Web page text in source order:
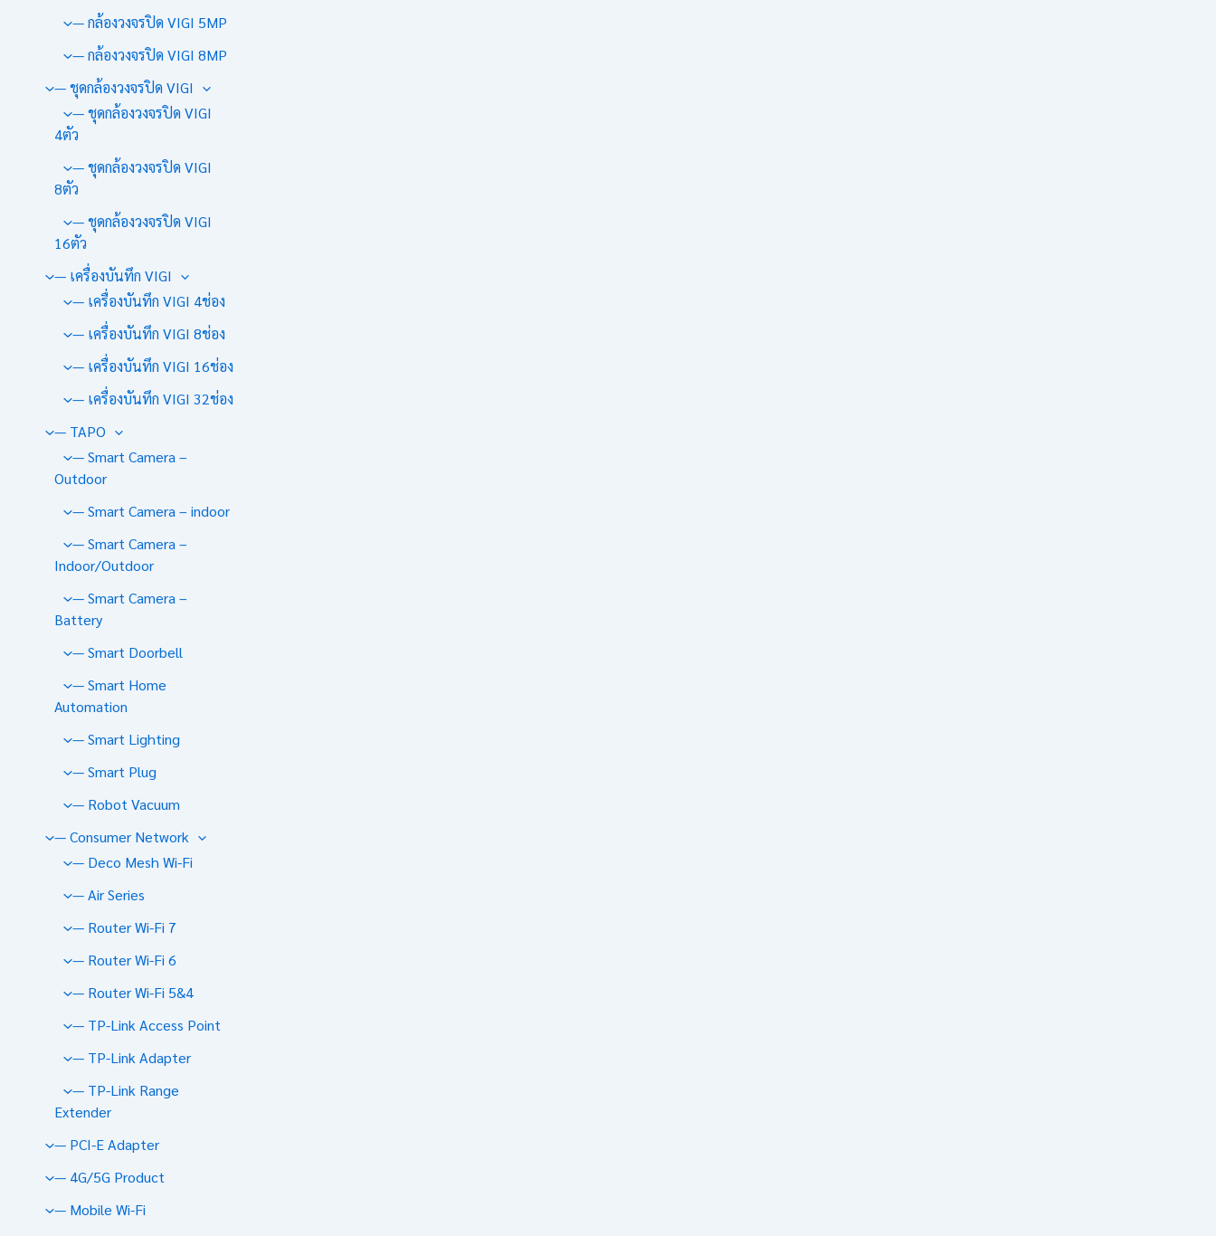
— กล้องวงจรปิด VIGI 5MP
— กล้องวงจรปิด VIGI 8MP
— ชุดกล้องวงจรปิด VIGI
— ชุดกล้องวงจรปิด VIGI
4ตัว
— ชุดกล้องวงจรปิด VIGI
8ตัว
— ชุดกล้องวงจรปิด VIGI
16ตัว
— เครื่องบันทึก VIGI
— เครื่องบันทึก VIGI 4ช่อง
— เครื่องบันทึก VIGI 8ช่อง
— เครื่องบันทึก VIGI 16ช่อง
— เครื่องบันทึก VIGI 32ช่อง
— TAPO
— Smart Camera –
Outdoor
— Smart Camera – indoor
— Smart Camera –
Indoor/Outdoor
— Smart Camera –
Battery
— Smart Doorbell
— Smart Home
Automation
— Smart Lighting
— Smart Plug
— Robot Vacuum
— Consumer Network
— Deco Mesh Wi-Fi
— Air Series
— Router Wi-Fi 7
— Router Wi-Fi 6
— Router Wi-Fi 5&4
— TP-Link Access Point
— TP-Link Adapter
— TP-Link Range
Extender
— PCI-E Adapter
— 4G/5G Product
— Mobile Wi-Fi